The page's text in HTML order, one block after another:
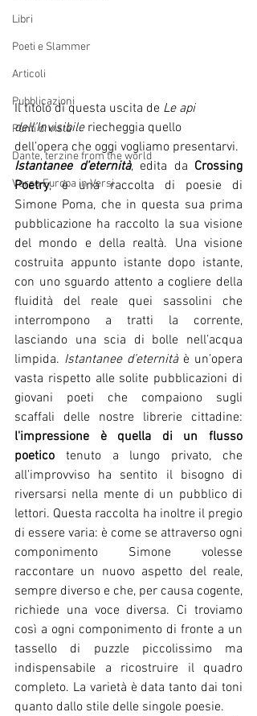
Libri
Poeti e Slammer
Articoli
Pubblicazioni
Punti di vista
Dante, terzine from the world
Verso Europa in Versi
Il titolo di questa uscita de Le api
dell’Invisibile riecheggia quello
dell’opera che oggi vogliamo presentarvi.
Istantanee d’eternità, edita da Crossing
Poetry, è una raccolta di poesie di
Simone Poma, che in questa sua prima
pubblicazione ha raccolto la sua visione
del mondo e della realtà. Una visione
costruita appunto istante dopo istante,
con uno sguardo attento a cogliere della
fluidità del reale quei sassolini che
interrompono a tratti la corrente,
lasciando una scia di bolle nell’acqua
limpida. Istantanee d’eternità è un’opera
vasta rispetto alle solite pubblicazioni di
giovani poeti che compaiono sugli
l'impressione è quella di un flusso
poetico tenuto a lungo privato, che
all'improvviso ha sentito il bisogno di
riversarsi nella mente di un pubblico di
lettori. Questa raccolta ha inoltre il pregio
di essere varia: è come se attraverso ogni
componimento Simone volesse
raccontare un nuovo aspetto del reale,
sempre diverso e che, per causa cogente,
richiede una voce diversa. Ci troviamo
così a ogni componimento di fronte a un
tassello di puzzle piccolissimo ma
indispensabile a ricostruire il quadro
completo. La varietà è data tanto dai toni
quanto dallo stile delle singole poesie.